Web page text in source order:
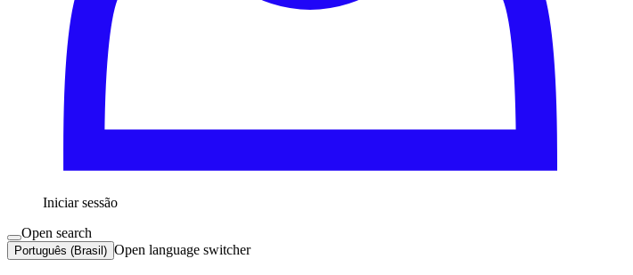
Iniciar sessão
Open search
Português (Brasil) Open language switcher